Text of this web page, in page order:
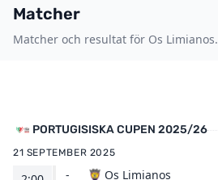
Matcher
Matcher och resultat för Os Limianos.
PORTUGISISKA CUPEN 2025/26
21 SEPTEMBER 2025
-
Os Limianos